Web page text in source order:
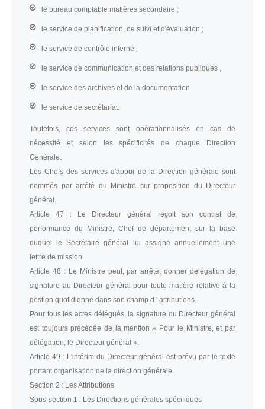
le bureau comptable matières secondaire ;
le service de planification, de suivi et d'évaluation ;
le service de contrôle interne ;
le service de communication et des relations publiques ,
le service des archives et de la documentation
le service de secrétariat.
Toutefois, ces services sont opérationnalisés en cas de
nécessité et selon les spécificités de chaque Direction
Générale.
Les Chefs des services d'appui de la Direction générale sont
nommés par arrêté du Ministre sur proposition du Directeur
général.
Article 47 : Le Directeur général reçoit son contrat de
performance du Ministre, Chef de département sur la base
duquel le Secrétaire général lui assigne annuellement une
lettre de mission.
Article 48 :Le Ministre peut, par arrêté, donner délégation de
signature au Directeur général pour toute matière relative à la
gestion quotidienne dans son champ d ' attributions.
Pour tous les actes délégués, la signature du Directeur général
est toujours précédée de la mention « Pour le Ministre, et par
délégation, le Directeur général ».
Article 49 : L'intérim du Directeur général est prévu par le texte
portant organisation de la direction générale.
Section 2 : Les Attributions
Sous-section 1 : Les Directions générales spécifiques